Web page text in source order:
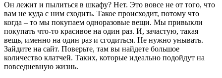
Он лежит и пылиться в шкафу? Нет. Это вовсе не от того, что
вам не куда с ним сходить. Такое происходит, потому что
когда – то мы покупаем одноразовые вещи. Мы привыкли
покупать что-то красивое на один раз. И, зачастую, такая
вещь, именно на один раз и сгодиться. Не нужно унывать.
Зайдите на сайт. Поверьте, там вы найдете большое
количество клатчей. Таких, которые идеально подойдут на
повседневную жизнь.